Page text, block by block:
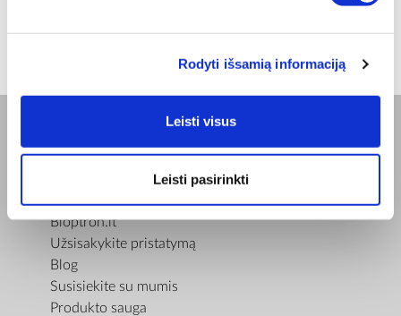
Rodyti išsamią informaciją
Leisti visus
Leisti pasirinkti
BENDROVĖ
Misija
Bioptron.lt
Užsisakykite pristatymą
Blog
Susisiekite su mumis
Produkto sauga